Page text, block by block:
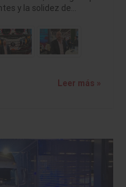
y la solidez de…
Leer más »